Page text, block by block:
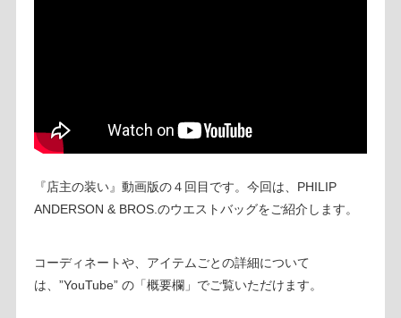
『店主の装い』動画版の４回目です。今回は、PHILIP
ANDERSON & BROS.のウエストバッグをご紹介します。
コーディネートや、アイテムごとの詳細について
は、”YouTube” の「概要欄」でご覧いただけます。